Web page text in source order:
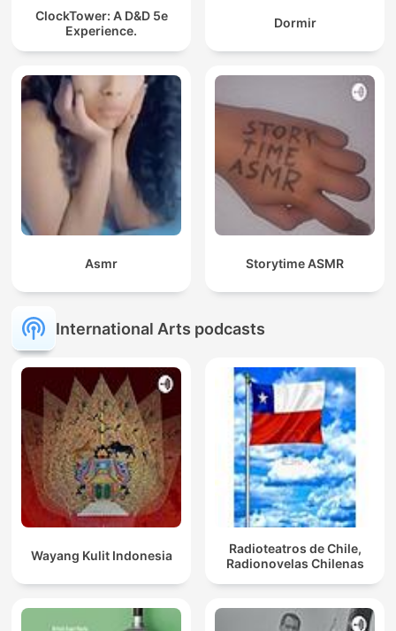
ClockTower: A D&D 5e
Experience.
Dormir
Asmr Storytime ASMR
International Arts podcasts
Wayang Kulit Indonesia
Radioteatros de Chile,
Radionovelas Chilenas